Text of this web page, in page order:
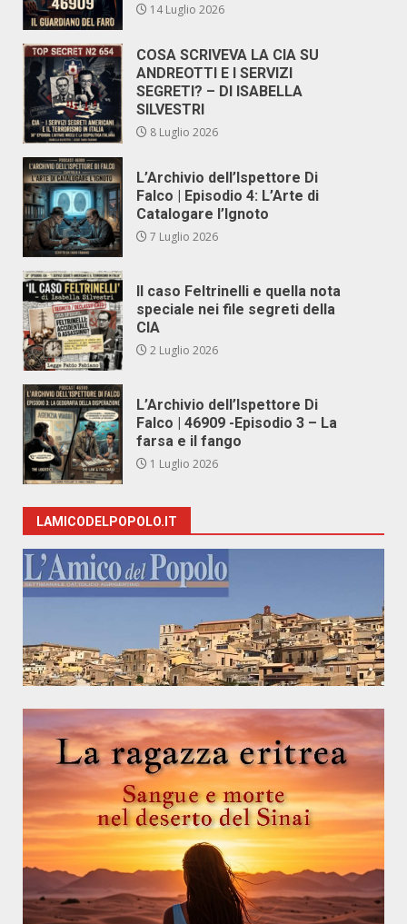
14 Luglio 2026
COSA SCRIVEVA LA CIA SU
ANDREOTTI E I SERVIZI
SEGRETI? – DI ISABELLA
SILVESTRI
8 Luglio 2026
L’Archivio dell’Ispettore Di
Falco | Episodio 4: L’Arte di
Catalogare l’Ignoto
7 Luglio 2026
Il caso Feltrinelli e quella nota
speciale nei file segreti della
CIA
2 Luglio 2026
L’Archivio dell’Ispettore Di
Falco | 46909 -Episodio 3 – La
farsa e il fango
1 Luglio 2026
LAMICODELPOPOLO.IT